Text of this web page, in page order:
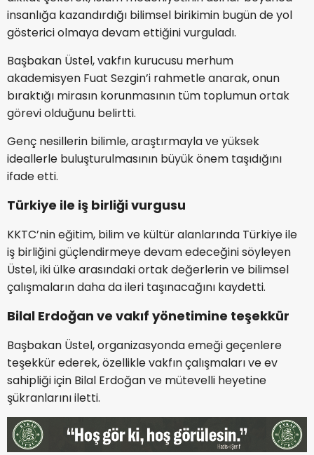
insanlığa kazandırdığı bilimsel birikimin bugün de yol
gösterici olmaya devam ettiğini vurguladı.
Başbakan Üstel, vakfın kurucusu merhum
akademisyen Fuat Sezgin’i rahmetle anarak, onun
bıraktığı mirasın korunmasının tüm toplumun ortak
görevi olduğunu belirtti.
Genç nesillerin bilimle, araştırmayla ve yüksek
ideallerle buluşturulmasının büyük önem taşıdığını
ifade etti.
Türkiye ile iş birliği vurgusu
KKTC’nin eğitim, bilim ve kültür alanlarında Türkiye ile
iş birliğini güçlendirmeye devam edeceğini söyleyen
Üstel, iki ülke arasındaki ortak değerlerin ve bilimsel
çalışmaların daha da ileri taşınacağını kaydetti.
Bilal Erdoğan ve vakıf yönetimine teşekkür
Başbakan Üstel, organizasyonda emeği geçenlere
teşekkür ederek, özellikle vakfın çalışmaları ve ev
sahipliği için Bilal Erdoğan ve mütevelli heyetine
şükranlarını iletti.